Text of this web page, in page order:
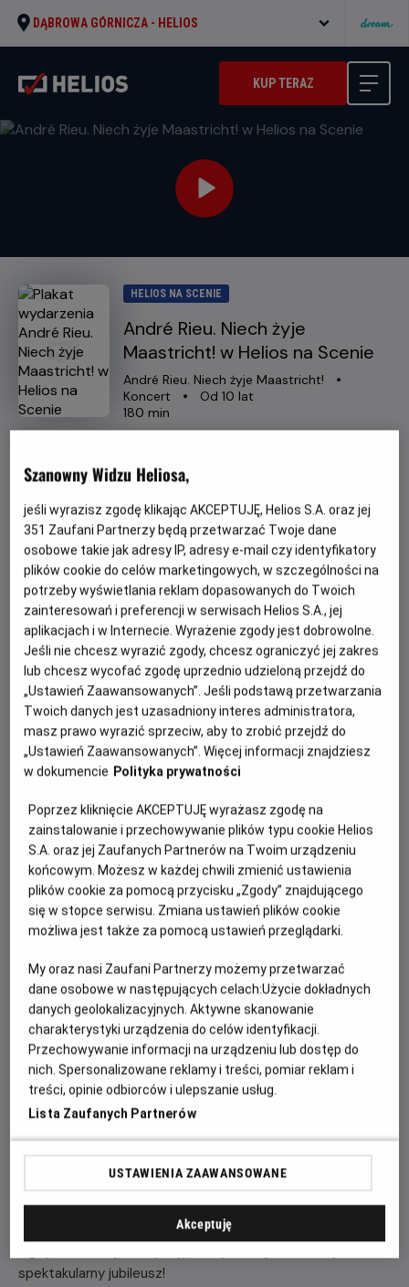
DĄBROWA GÓRNICZA - HELIOS
KUP TERAZ
HELIOS NA SCENIE
André Rieu. Niech żyje
Maastricht! w Helios na Scenie
Oryginalny
tytuł
André Rieu. Niech żyje Maastricht!
Koncert
Minimalny
Od 10 lat
Czas
trwania
180 min
REŻYSERIA
André Rieu
SCENARIUSZ
André Rieu
OBSADA
André Rieu, Maja Jasińska, Johann Strauss Orchestra
WIĘCEJ SZCZEGÓŁÓW
GODZINY SEANSÓW
PIĄTEK, 21 SIERPNIA 2026
PIĄTEK,
21
SIERPNIA
2026
18:00*
2D, napisy
POKAŻ KOLEJNE DNI
* nie obowiązują kupony i zaproszenia
OPIS WYDARZENIA
Zasiądź z bliskimi w kinie, bo czeka na Was 20. już
retransmisja letniego koncertu André Rieu z Maastricht!
Tak, tak... W lipcu 2026 roku Maestro i jego ukochana
Vrijthof, słynnym placu tego urokliwego średniowiecznego
miasteczka. Król Walca i jego goście zagrają po raz 20. dla
ściągających tu co roku z całego świata kilkudziesięciu
tysięcy miłośników dobrej muzyki. Na szczęście ten
wspaniały letni wieczór będzie retransmitowany już jesienią
do kin całego świata.
Czeka Was więc seans pełen uroczych walców i marszy
Johannów Straussów ojca i syna, ale też songi ze słynnych
Oprócz Platynowych Tenorów i sopranistek o
międzynarodowej renomie pojawią się też gwiazdy, które
spektakularny jubileusz!
Szanowny Widzu Heliosa,
jeśli wyrazisz zgodę klikając AKCEPTUJĘ, Helios S.A. oraz jej
351 Zaufani Partnerzy będą przetwarzać Twoje dane
osobowe takie jak adresy IP, adresy e-mail czy identyfikatory
plików cookie do celów marketingowych, w szczególności na
potrzeby wyświetlania reklam dopasowanych do Twoich
zainteresowań i preferencji w serwisach Helios S.A., jej
aplikacjach i w Internecie. Wyrażenie zgody jest dobrowolne.
Jeśli nie chcesz wyrazić zgody, chcesz ograniczyć jej zakres
lub chcesz wycofać zgodę uprzednio udzieloną przejdź do
„Ustawień Zaawansowanych”. Jeśli podstawą przetwarzania
Twoich danych jest uzasadniony interes administratora,
masz prawo wyrazić sprzeciw, aby to zrobić przejdź do
„Ustawień Zaawansowanych”. Więcej informacji znajdziesz
w dokumencie Polityka prywatności
Poprzez kliknięcie AKCEPTUJĘ wyrażasz zgodę na
zainstalowanie i przechowywanie plików typu cookie Helios
S.A. oraz jej Zaufanych Partnerów na Twoim urządzeniu
końcowym. Możesz w każdej chwili zmienić ustawienia
plików cookie za pomocą przycisku „Zgody” znajdującego
się w stopce serwisu. Zmiana ustawień plików cookie
możliwa jest także za pomocą ustawień przeglądarki.
My oraz nasi Zaufani Partnerzy możemy przetwarzać
dane osobowe w następujących celach:Użycie dokładnych
danych geolokalizacyjnych. Aktywne skanowanie
charakterystyki urządzenia do celów identyfikacji.
Przechowywanie informacji na urządzeniu lub dostęp do
nich. Spersonalizowane reklamy i treści, pomiar reklam i
treści, opinie odbiorców i ulepszanie usług.
Lista Zaufanych Partnerów
USTAWIENIA ZAAWANSOWANE
Akceptuję